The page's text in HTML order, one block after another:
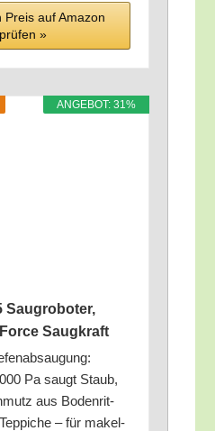
Preis auf Ama­zon
prü­fen »
ANGE­BOT: 31%
Saug­ro­bo­ter,
Saugkraft
Pa saugt Staub,
aus Boden­rit­
– für makel­